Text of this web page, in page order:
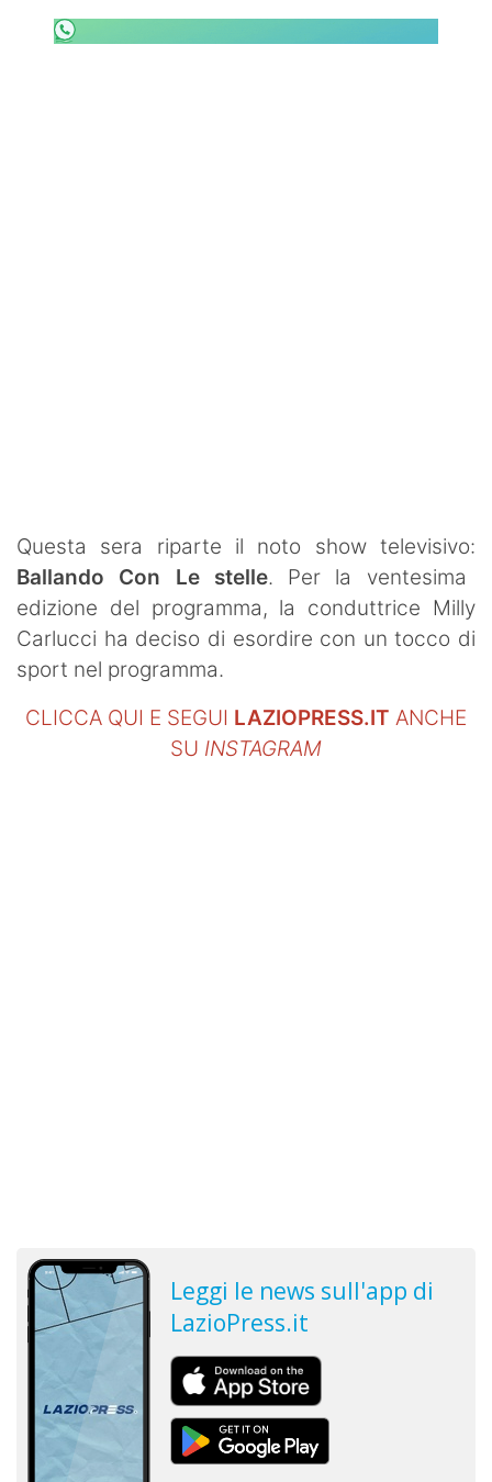
SHOP LAZIO
Questa sera riparte il noto show televisivo:
Ballando Con Le stelle. Per la ventesima
edizione del programma, la conduttrice Milly
Carlucci ha deciso di esordire con un tocco di
sport nel programma.
CLICCA QUI E SEGUI LAZIOPRESS.IT ANCHE
SU INSTAGRAM